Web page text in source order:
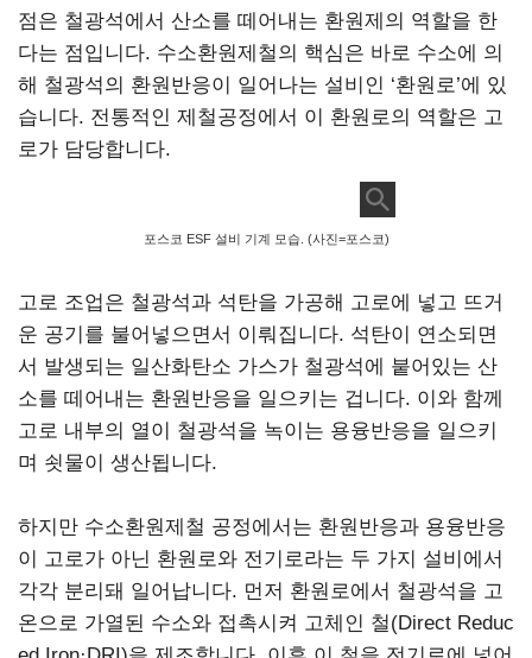
점은 철광석에서 산소를 떼어내는 환원제의 역할을 한
다는 점입니다. 수소환원제철의 핵심은 바로 수소에 의
해 철광석의 환원반응이 일어나는 설비인 ‘환원로’에 있
습니다. 전통적인 제철공정에서 이 환원로의 역할은 고
로가 담당합니다.
포스코 ESF 설비 기계 모습. (사진=포스코)
고로 조업은 철광석과 석탄을 가공해 고로에 넣고 뜨거
운 공기를 불어넣으면서 이뤄집니다. 석탄이 연소되면
서 발생되는 일산화탄소 가스가 철광석에 붙어있는 산
소를 떼어내는 환원반응을 일으키는 겁니다. 이와 함께
고로 내부의 열이 철광석을 녹이는 용융반응을 일으키
며 쇳물이 생산됩니다.
하지만 수소환원제철 공정에서는 환원반응과 용융반응
이 고로가 아닌 환원로와 전기로라는 두 가지 설비에서
각각 분리돼 일어납니다. 먼저 환원로에서 철광석을 고
온으로 가열된 수소와 접촉시켜 고체인 철(Direct Reduc